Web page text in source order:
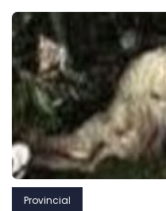
Provincial